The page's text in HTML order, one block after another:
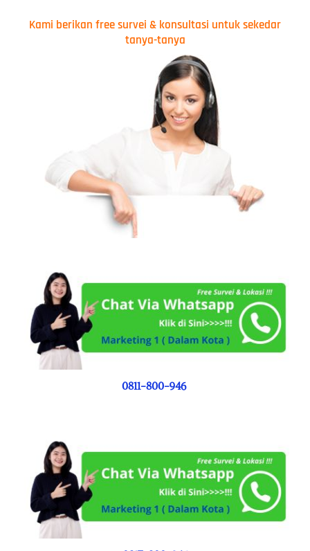
Kami berikan free survei & konsultasi untuk sekedar
tanya-tanya
0811-800-946